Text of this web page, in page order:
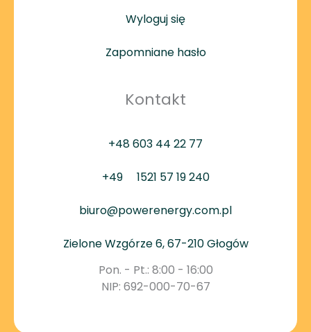
Wyloguj się
Zapomniane hasło
Kontakt
+48 603 44 22 77
+49 1521 57 19 240
biuro@powerenergy.com.pl
Zielone Wzgórze 6, 67-210 Głogów
Pon. - Pt.: 8:00 - 16:00
NIP: 692-000-70-67